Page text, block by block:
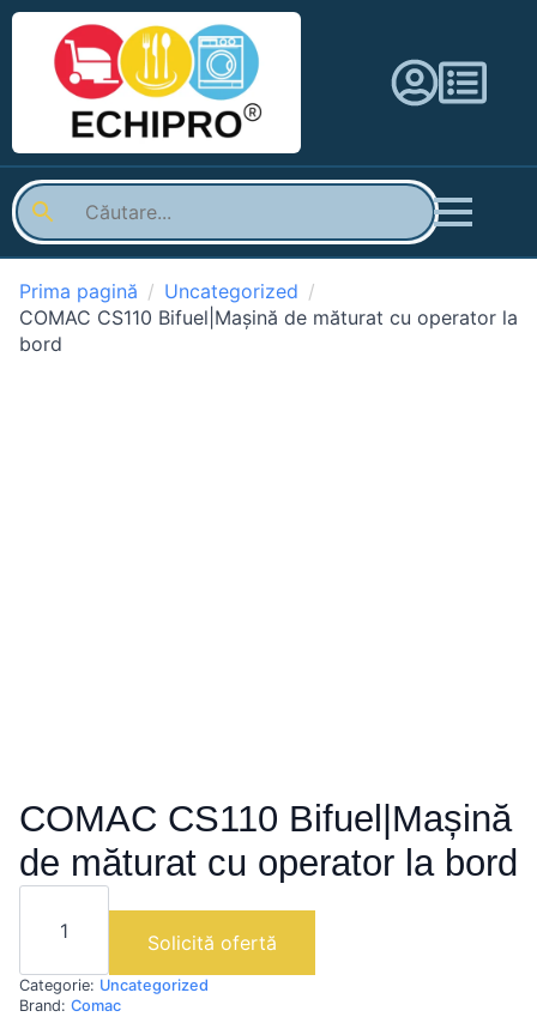
Prima pagină
Uncategorized
COMAC CS110 Bifuel|Mașină de măturat cu operator la
bord
COMAC CS110 Bifuel|Mașină
de măturat cu operator la bord
Cantitate
CS110
de
măturat
cu
Solicită ofertă
Categorie: Uncategorized
Brand: Comac